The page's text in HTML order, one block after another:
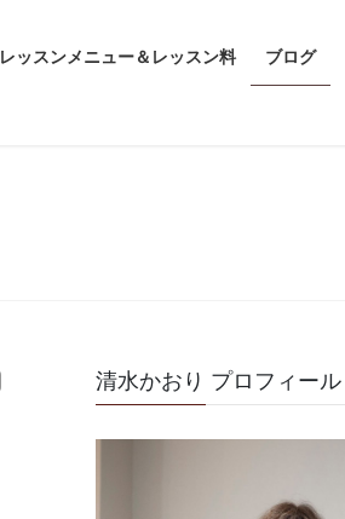
レッスンメニュー＆レッスン料 ブログ
清水かおり プロフィール